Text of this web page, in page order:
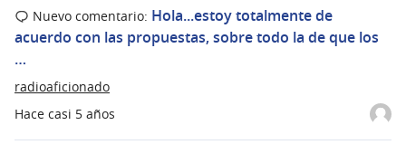
Hace casi 5 años
Nuevo comentario: Hola...estoy totalmente de
acuerdo con las propuestas, sobre todo la de que los
…
radioaficionado